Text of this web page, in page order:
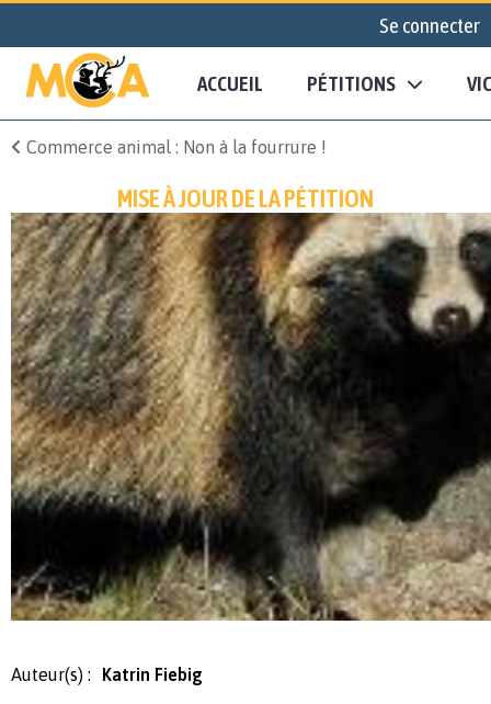
Se connecter
ACCUEIL PÉTITIONS
Commerce animal : Non à la fourrure !
MISE À JOUR DE LA PÉTITION
Auteur(s) : Katrin Fiebig